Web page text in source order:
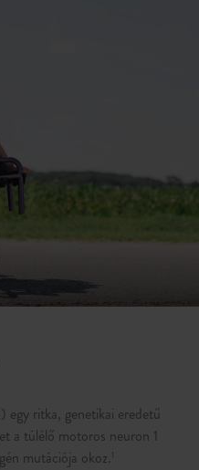
ritka, genetikai eredetű
a túlélő motoros neuron 1
mutációja okoz. 1